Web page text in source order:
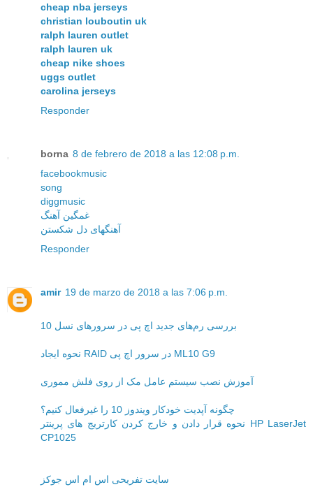
cheap nba jerseys
christian louboutin uk
ralph lauren outlet
ralph lauren uk
cheap nike shoes
uggs outlet
carolina jerseys
Responder
borna 8 de febrero de 2018 a las 12:08 p.m.
facebookmusic
song
diggmusic
غمگین آهنگ
آهنگهای دل شکستن
Responder
amir 19 de marzo de 2018 a las 7:06 p.m.
بررسی رم‌های جدید اچ پی در سرورهای نسل 10
نحوه ایجاد RAID در سرور اچ پی ML10 G9
آموزش نصب سیستم عامل مک از روی فلش مموری
چگونه آپدیت خودکار ویندوز 10 را غیرفعال کنیم؟
نحوه قرار دادن و خارج کردن کارتریج های پرینتر HP LaserJet
CP1025
سایت تفریحی اس ام اس جوکز